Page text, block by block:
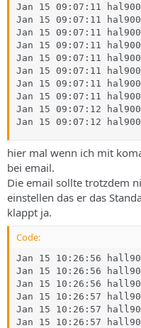
Jan 15 09:07:11
Jan 15 09:07:11
Jan 15 09:07:11
Jan 15 09:07:11
Jan 15 09:07:11
Jan 15 09:07:11
Jan 15 09:07:11
Jan 15 09:07:11
Jan 15 09:07:12
Jan 15 09:07:12
hier mal wenn ich mit
bei email.
Die email sollte trotzdem
einstellen das er das
klappt ja.
Code:
Jan 15 10:26:56
Jan 15 10:26:56
Jan 15 10:26:56
Jan 15 10:26:57
Jan 15 10:26:57
Jan 15 10:26:57